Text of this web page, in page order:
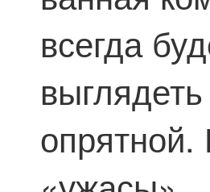
всегда
выглядеть
опрятной.